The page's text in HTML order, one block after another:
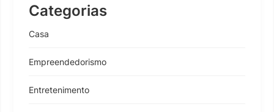
Categorias
Casa
Empreendedorismo
Entretenimento